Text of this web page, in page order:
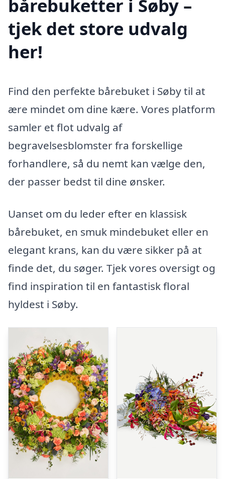
bårebuketter i Søby –
tjek det store udvalg
her!
Find den perfekte bårebuket i Søby til at
ære mindet om dine kære. Vores platform
samler et flot udvalg af
begravelsesblomster fra forskellige
forhandlere, så du nemt kan vælge den,
der passer bedst til dine ønsker.
Uanset om du leder efter en klassisk
bårebuket, en smuk mindebuket eller en
elegant krans, kan du være sikker på at
finde det, du søger. Tjek vores oversigt og
find inspiration til en fantastisk floral
hyldest i Søby.